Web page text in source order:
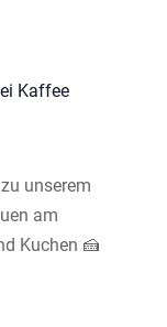
Kaffee
unserem
am
Kuchen 🍰